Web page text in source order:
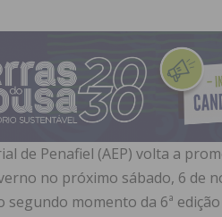
de Penafiel (AEP) volta a
no próximo sábado, 6 de
segundo momento da 6ª